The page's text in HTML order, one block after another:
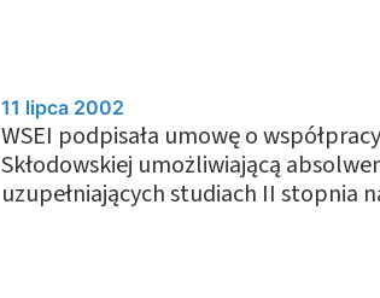
11 lipca 2002
WSEI podpisała umowę o
Skłodowskiej umożliwiającą
uzupełniających studiach II stopnia